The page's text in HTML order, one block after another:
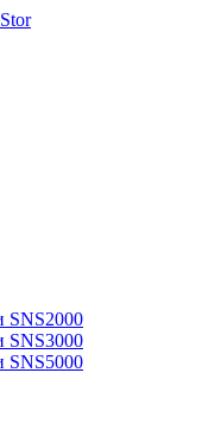
SNS2000
SNS3000
SNS5000